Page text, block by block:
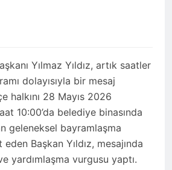
Yılmaz Yıldız, artık saatler
dolayısıyla bir mesaj
halkını 28 Mayıs 2026
10:00’da belediye binasında
geleneksel bayramlaşma
Başkan Yıldız, mesajında
yardımlaşma vurgusu yaptı.